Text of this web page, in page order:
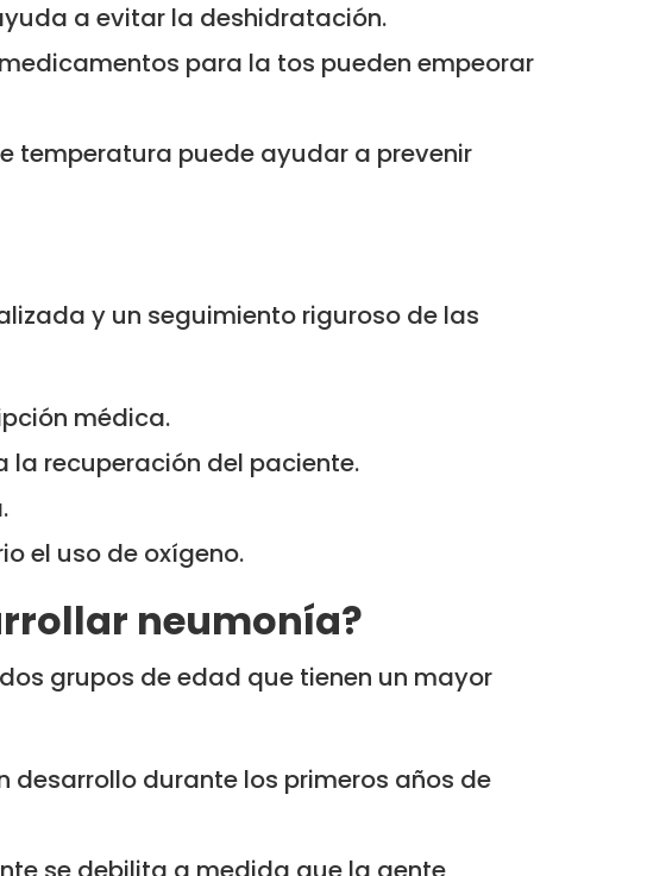
a evitar la deshidratación.
para la tos pueden empeorar
temperatura puede ayudar a prevenir
y un seguimiento riguroso de las
médica.
la recuperación del paciente.
el uso de oxígeno.
neumonía?
grupos de edad que tienen un mayor
durante los primeros años de